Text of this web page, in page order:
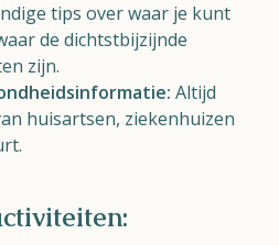
tips over waar je kunt
de dichtstbijzijnde
zijn.
Altijd
huisartsen, ziekenhuizen